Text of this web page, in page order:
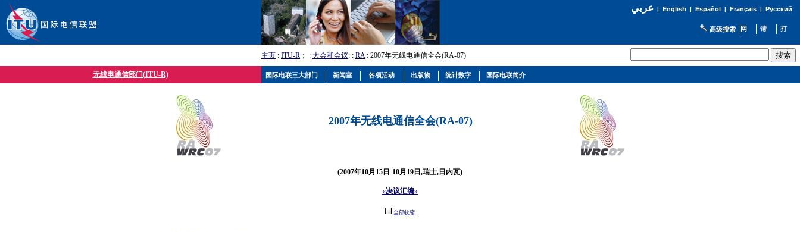
عربي| English | Español | Français| Русский
高级搜索
主页 : ITU-R ； : 大会和会议; : RA: 2007年无线电通信全会(RA-07)
无线电通信部门(ITU-R)
2007年无线电通信全会(RA-07)
(2007年10月15日-10月19日,瑞士,日内瓦)
«决议汇编»
全部收缩
国际电联三大部门 新闻室 各项活动 出版物 统计数字 国际电联简介